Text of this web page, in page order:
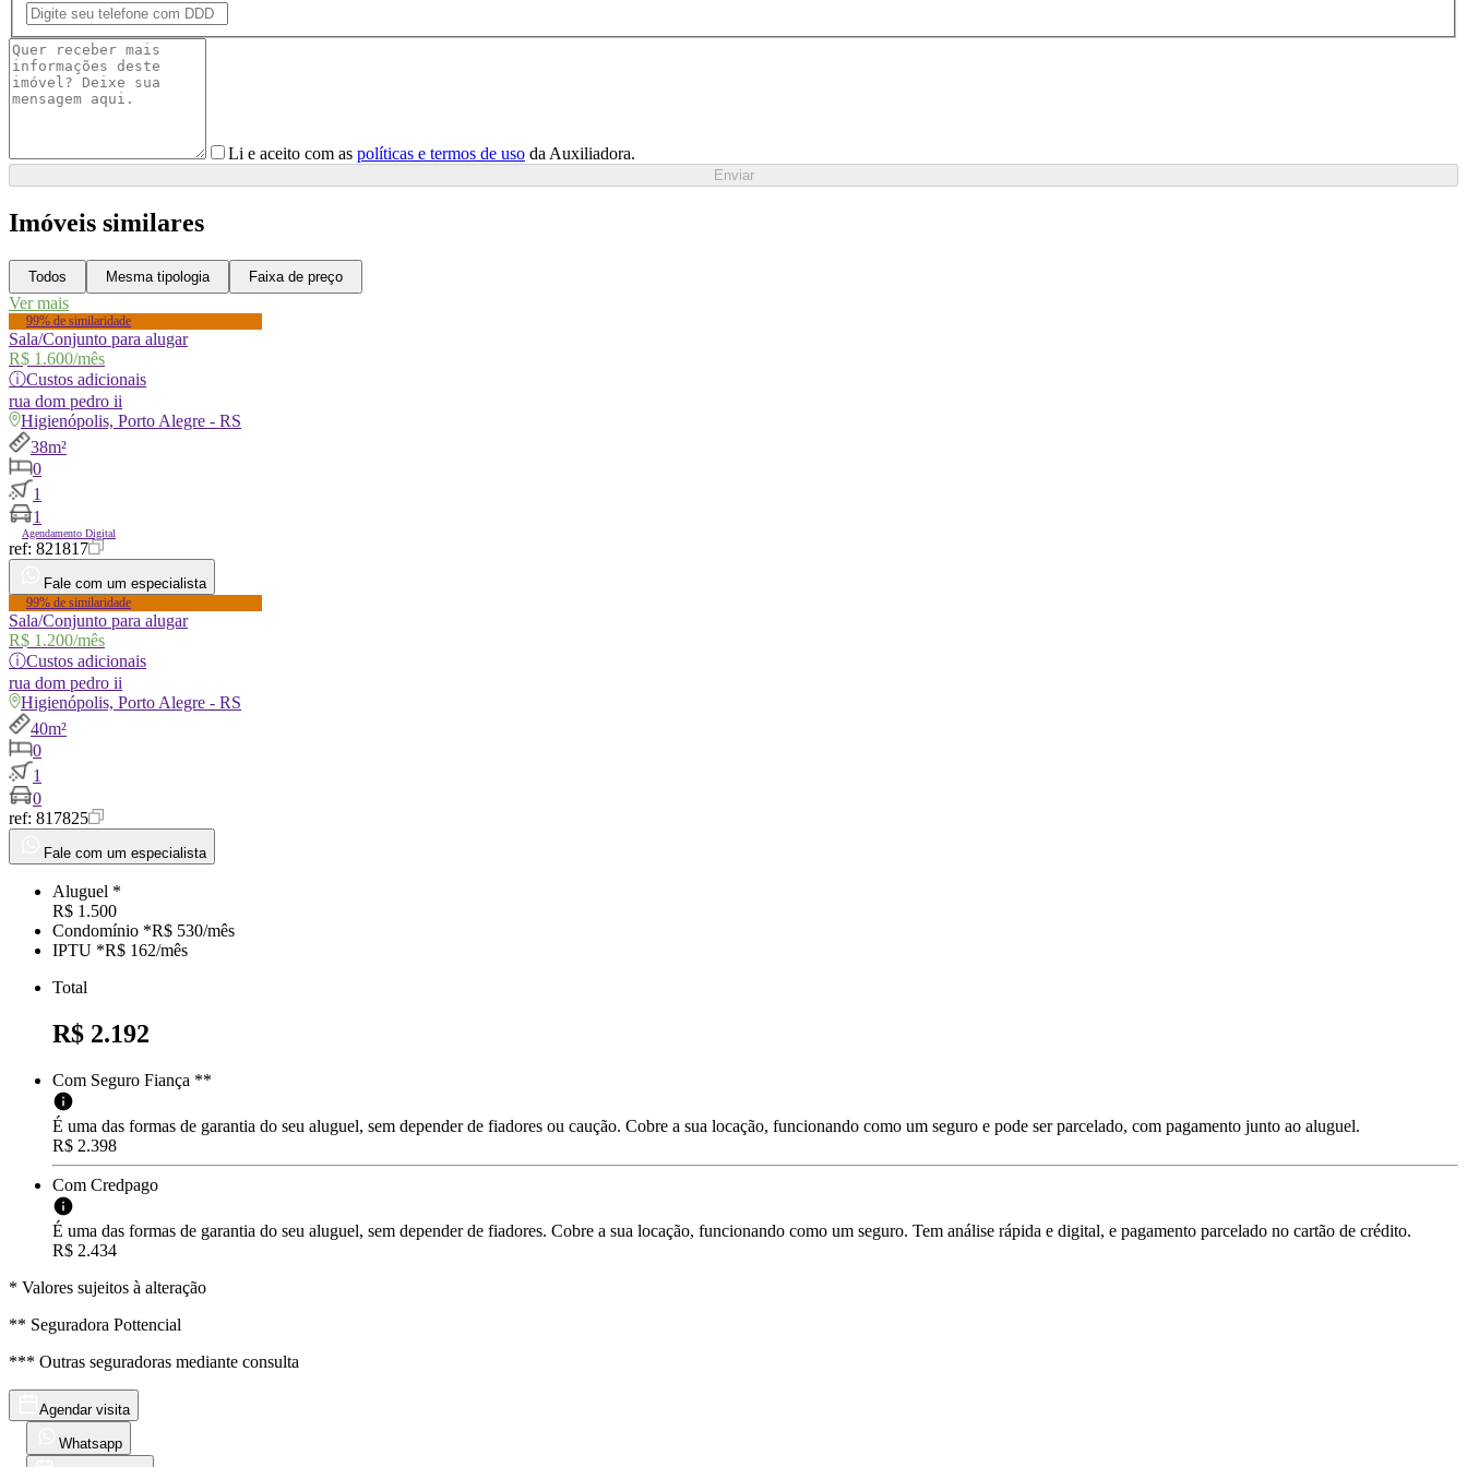
Li e aceito com as políticas e termos de uso da Auxiliadora.
Enviar
Imóveis similares
Todos Mesma tipologia Faixa de preço
Ver mais
99% de similaridade
Sala/Conjunto para alugar
R$ 1.600/mês
ⓘCustos adicionais
rua dom pedro ii
Higienópolis, Porto Alegre - RS
38m²
0
1
1
Agendamento Digital
ref: 821817
Fale com um especialista
99% de similaridade
Sala/Conjunto para alugar
R$ 1.200/mês
ⓘCustos adicionais
rua dom pedro ii
Higienópolis, Porto Alegre - RS
40m²
0
1
0
ref: 817825
Fale com um especialista
Aluguel *
R$ 1.500
Condomínio *R$ 530/mês
IPTU *R$ 162/mês
Total
R$ 2.192
Com Seguro Fiança **
É uma das formas de garantia do seu aluguel, sem depender de fiadores ou caução. Cobre a sua locação, funcionando como um seguro e pode ser parcelado, com pagamento junto ao aluguel.
R$ 2.398
Com Credpago
É uma das formas de garantia do seu aluguel, sem depender de fiadores. Cobre a sua locação, funcionando como um seguro. Tem análise rápida e digital, e pagamento parcelado no cartão de crédito.
R$ 2.434
* Valores sujeitos à alteração
** Seguradora Pottencial
*** Outras seguradoras mediante consulta
Agendar visita
Whatsapp